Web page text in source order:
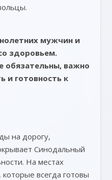
мужчин и
здоровьем.
обязательны, важно
и готовность к
на дорогу,
Синодальный
На местах
всегда готовы